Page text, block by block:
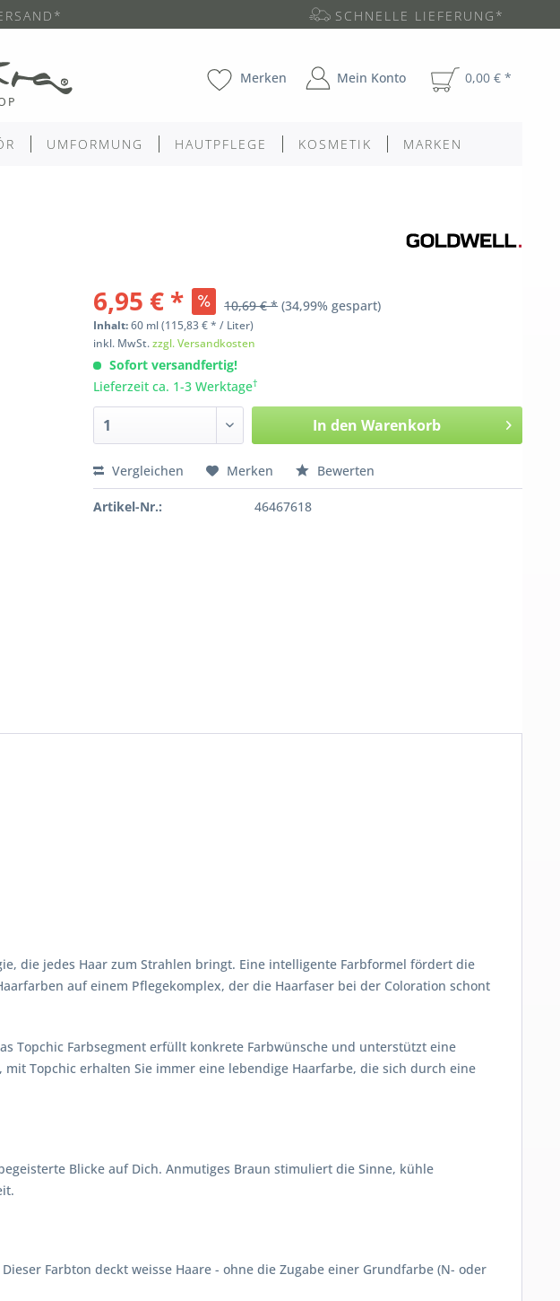
SCHNELLE LIEFERUNG*
Merken Mein Konto 0,00 € *
UMFORMUNG HAUTPFLEGE KOSMETIK MARKEN
6,95 € * 10,69 € * (34,99% gespart)
Inhalt:60 ml(115,83 € * / Liter)
inkl. MwSt.zzgl. Versandkosten
Sofort versandfertig!
Lieferzeit ca. 1-3 Werktage†
In den Warenkorb
Vergleichen Merken Bewerten
Artikel-Nr.: 46467618
die jedes Haar zum Strahlen bringt. Eine intelligente Farbformel fördert die
auf einem Pflegekomplex, der die Haarfaser bei der Coloration schont
Topchic Farbsegment erfüllt konkrete Farbwünsche und unterstützt eine
Topchic erhalten Sie immer eine lebendige Haarfarbe, die sich durch eine
Blicke auf Dich. Anmutiges Braun stimuliert die Sinne, kühle
Farbton deckt weisse Haare - ohne die Zugabe einer Grundfarbe (N- oder